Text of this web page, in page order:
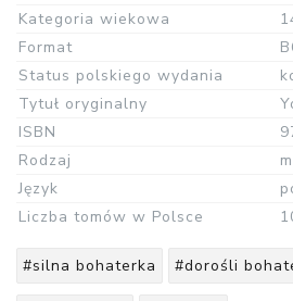
Kategoria wiekowa
Format
Status polskiego wydania
Tytuł oryginalny
ISBN
Rodzaj
Język
Liczba tomów w Polsce
#silna bohaterka #dorośli